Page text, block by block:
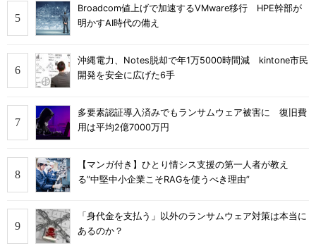
Broadcom値上げで加速するVMware移行 HPE幹部が
明かすAI時代の備え
沖縄電力、Notes脱却で年1万5000時間減 kintone市民
開発を安全に広げた6手
多要素認証導入済みでもランサムウェア被害に 復旧費
用は平均2億7000万円
【マンガ付き】ひとり情シス支援の第一人者が教え
る”中堅中小企業こそRAGを使うべき理由”
「身代金を支払う」以外のランサムウェア対策は本当に
あるのか？